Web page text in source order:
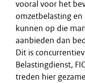
vooral voor het
omzetbelasting en
kunnen op die
aanbieden dan
Dit is
Belastingdienst,
treden hier